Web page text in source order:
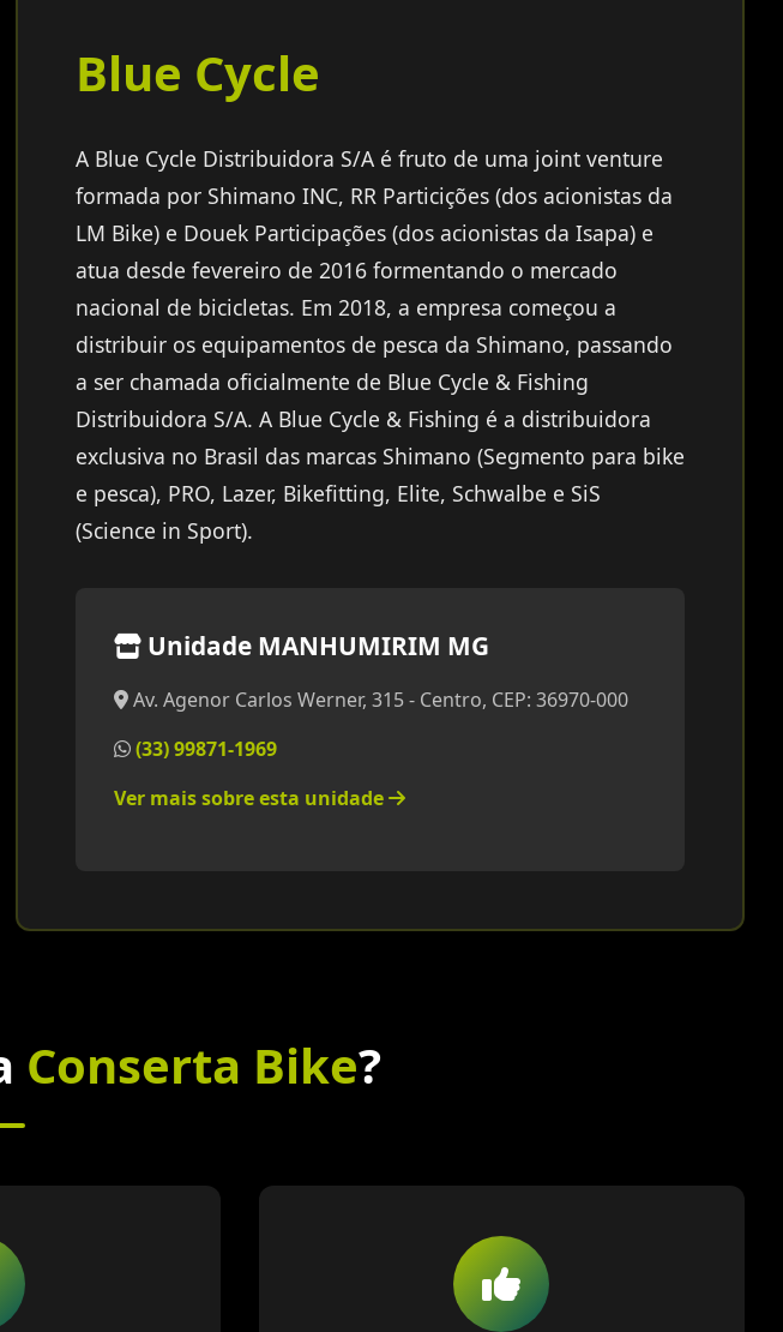
Blue Cycle
A Blue Cycle Distribuidora S/A é fruto de uma joint venture
formada por Shimano INC, RR Particições (dos acionistas da
LM Bike) e Douek Participações (dos acionistas da Isapa) e
atua desde fevereiro de 2016 formentando o mercado
nacional de bicicletas. Em 2018, a empresa começou a
distribuir os equipamentos de pesca da Shimano, passando
a ser chamada oficialmente de Blue Cycle & Fishing
Distribuidora S/A. A Blue Cycle & Fishing é a distribuidora
exclusiva no Brasil das marcas Shimano (Segmento para bike
e pesca), PRO, Lazer, Bikefitting, Elite, Schwalbe e SiS
(Science in Sport).
Unidade MANHUMIRIM MG
Av. Agenor Carlos Werner, 315 - Centro, CEP: 36970-000
(33) 99871-1969
Ver mais sobre esta unidade
Conserta Bike?